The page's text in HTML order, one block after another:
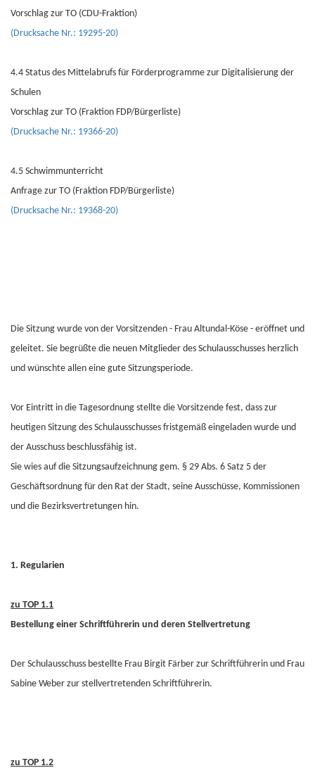
Vorschlag zur TO (CDU-Fraktion)
(Drucksache Nr.: 19295-20)
4.4 Status des Mittelabrufs für Förderprogramme zur Digitalisierung der
Schulen
Vorschlag zur TO (Fraktion FDP/Bürgerliste)
(Drucksache Nr.: 19366-20)
4.5 Schwimmunterricht
Anfrage zur TO (Fraktion FDP/Bürgerliste)
(Drucksache Nr.: 19368-20)
Die Sitzung wurde von der Vorsitzenden - Frau Altundal-Köse - eröffnet und
geleitet. Sie begrüßte die neuen Mitglieder des Schulausschusses herzlich
und wünschte allen eine gute Sitzungsperiode.
Vor Eintritt in die Tagesordnung stellte die Vorsitzende fest, dass zur
heutigen Sitzung des Schulausschusses fristgemäß eingeladen wurde und
der Ausschuss beschlussfähig ist.
Sie wies auf die Sitzungsaufzeichnung gem. § 29 Abs. 6 Satz 5 der
Geschäftsordnung für den Rat der Stadt, seine Ausschüsse, Kommissionen
und die Bezirksvertretungen hin.
1. Regularien
zu TOP 1.1
Bestellung einer Schriftführerin und deren Stellvertretung
Der Schulausschuss bestellte Frau Birgit Färber zur Schriftführerin und Frau
Sabine Weber zur stellvertretenden Schriftführerin.
zu TOP 1.2